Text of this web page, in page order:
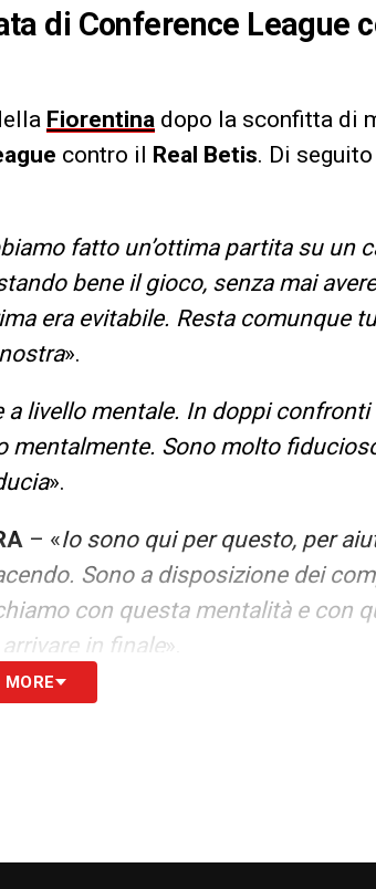
di Conference League
Fiorentina dopo la sconfitta di
contro il Real Betis. Di
fatto un’ottima partita su un
bene il gioco, senza mai
era evitabile. Resta comunque
».
livello mentale. In doppi confronti
mentalmente. Sono molto
».
– «Io sono qui per questo, per
Sono a disposizione dei
con questa mentalità e con
in finale».
MORE